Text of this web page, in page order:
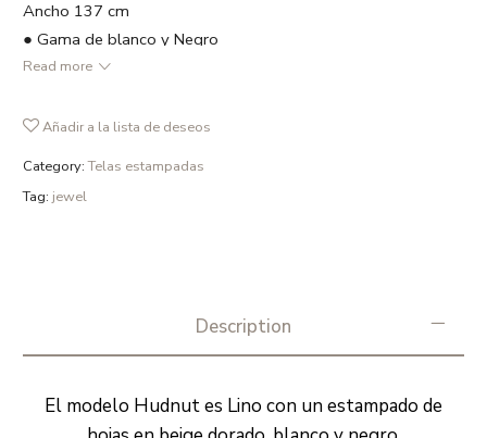
Ancho 137 cm
● Gama de blanco y Negro
● 100 % Lino Belga
● Ancho 137 cm
detergentes sin fosfatos y en ciclo delicado. Secado a una
Read more
Añadir a la lista de deseos
Category:Telas estampadas
Tag:jewel
Description
El modelo Hudnut es Lino con un estampado de